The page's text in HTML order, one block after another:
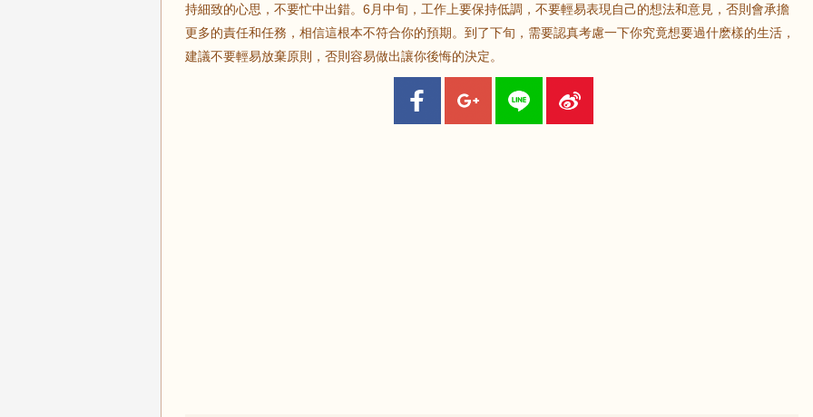
持細致的心思，不要忙中出錯。6月中旬，工作上要保持低調，不要輕易表現自己的想法和意見，否則會承擔
更多的責任和任務，相信這根本不符合你的預期。到了下旬，需要認真考慮一下你究竟想要過什麽樣的生活，
建議不要輕易放棄原則，否則容易做出讓你後悔的決定。